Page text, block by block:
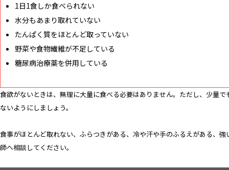
1日1食しか食べられない
水分もあまり取れていない
たんぱく質をほとんど取っていない
野菜や食物繊維が不足している
糖尿病治療薬を併用している
食欲がないときは、無理に大量に食べる必要はありません。ただし、少量
ないようにしましょう。
食事がほとんど取れない、ふらつきがある、冷や汗や手のふるえがある、
師へ相談してください。